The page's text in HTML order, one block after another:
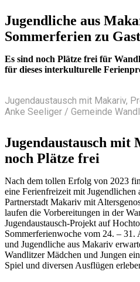
Jugendliche aus
Sommerferien zu
Es sind noch Plätze frei für
für dieses interkulturelle
Jugendaustausch mit Makariv,
Anke Seeliger / Gemeinde
Jugendaustausch mit
noch Plätze frei
Nach dem tollen Erfolg von 2023
eine Ferienfreizeit mit Jugendlichen
Partnerstadt Makariv mit
laufen die Vorbereitungen in der
Jugendaustausch-Projekt auf
Sommerferienwoche vom 24. –
und Jugendliche aus Makariv
Wandlitzer Mädchen und Jungen
Spiel und diversen Ausflügen